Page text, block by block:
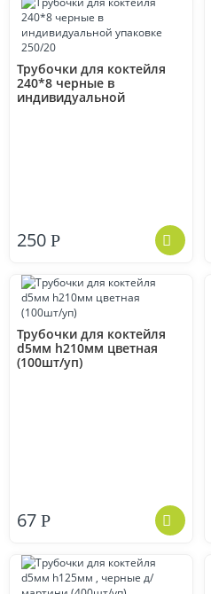
Трубочки для коктейля
240*8 черные в
индивидуальной
250 Р
Трубочки для коктейля
d5мм h210мм цветная
(100шт/уп)
67 Р